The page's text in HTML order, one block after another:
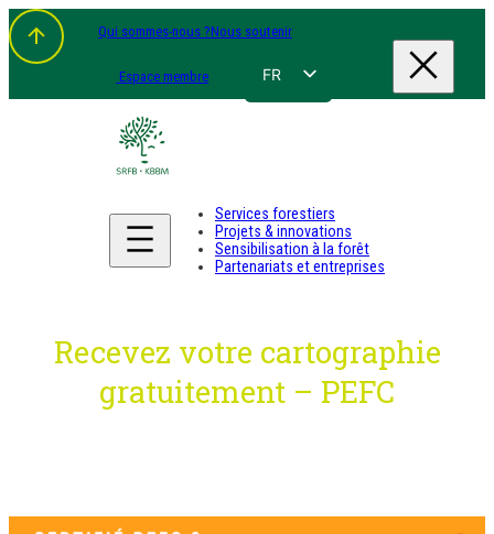
Aller
au
contenu
Qui sommes-nous ?Nous soutenir
Espace membre FR
DE
Services forestiers
Projets & innovations
Sensibilisation à la forêt
Partenariats et entreprises
Recevez votre cartographie
gratuitement – PEFC